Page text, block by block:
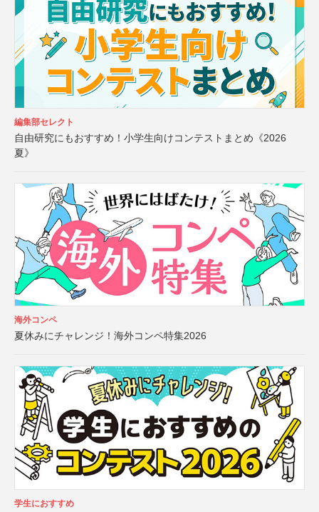
編集部セレクト
自由研究にもおすすめ！小学生向けコンテストまとめ《2026
夏》
海外コンペ
夏休みにチャレンジ！海外コンペ特集2026
学生におすすめ